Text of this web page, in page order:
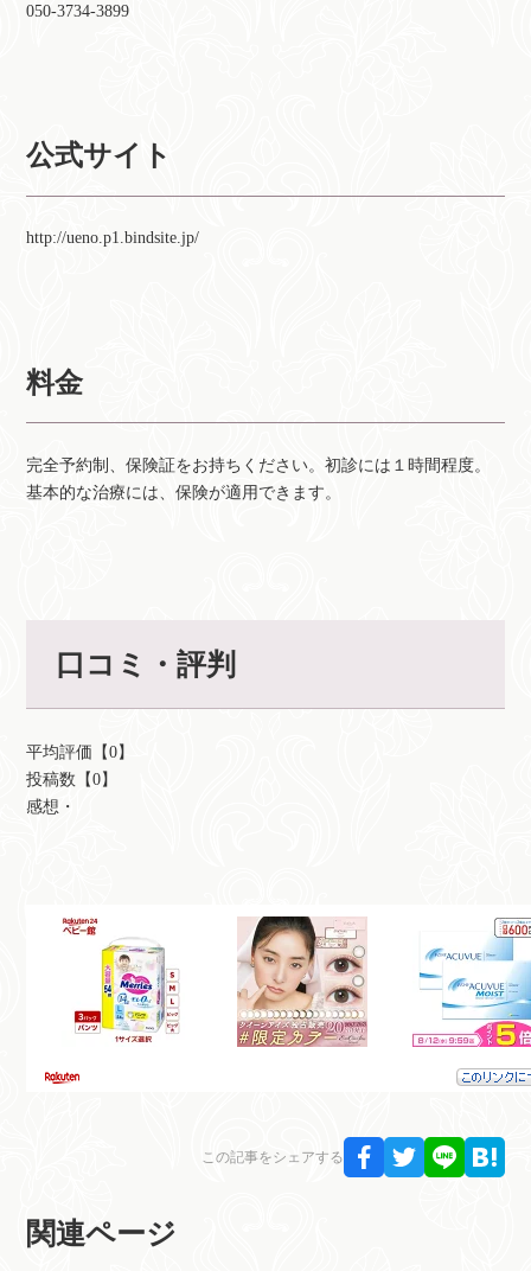
050-3734-3899
公式サイト
http://ueno.p1.bindsite.jp/
料金
完全予約制、保険証をお持ちください。初診には１時間程度。
基本的な治療には、保険が適用できます。
口コミ・評判
平均評価【0】
投稿数【0】
感想・
この記事をシェアする
関連ページ